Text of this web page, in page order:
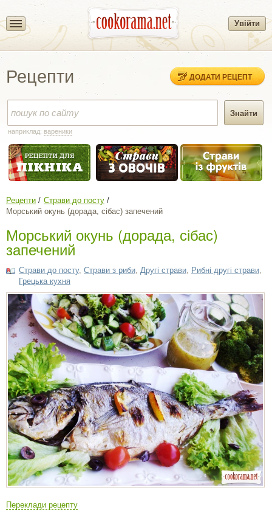
Увійти
Рецепти ДОДАТИ РЕЦЕПТ
наприклад: вареники
Рецепти
Страви до посту
Морський окунь (дорада, сібас) запечений
Морський окунь (дорада, сібас)
запечений
Страви до посту, Страви з риби Другі страви Рибні другі страви
Грецька кухня
Переклади рецепту